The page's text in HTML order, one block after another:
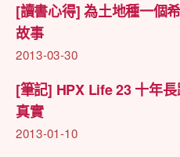
[讀書心得] 為土地種一個
故事
2013-03-30
[筆記] HPX Life 23 十年
真實
2013-01-10